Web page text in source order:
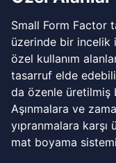
Small Form Factor
üzerinde bir incelik
özel kullanım
tasarruf elde
da özenle üretilmiş
Aşınmalara ve
yıpranmalara karşı
mat boyama